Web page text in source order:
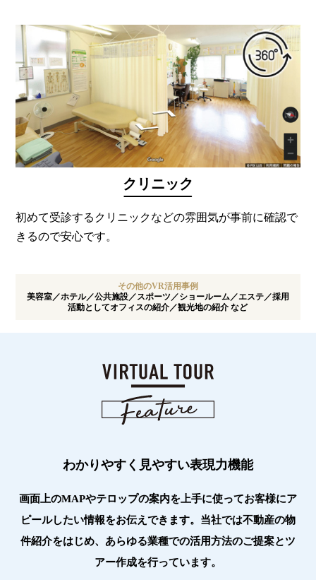
クリニック
初めて受診するクリニックなどの雰囲気が事前に確認で
きるので安心です。
その他のVR活用事例
美容室／ホテル／公共施設／スポーツ／ショールーム／エステ／採用
活動としてオフィスの紹介／観光地の紹介 など
わかりやすく見やすい表現力機能
画面上のMAPやテロップの案内を上手に使ってお客様にア
ピールしたい情報をお伝えできます。 当社では不動産の物
件紹介をはじめ、あらゆる業種での活用方法のご提案とツ
アー作成を行っています。